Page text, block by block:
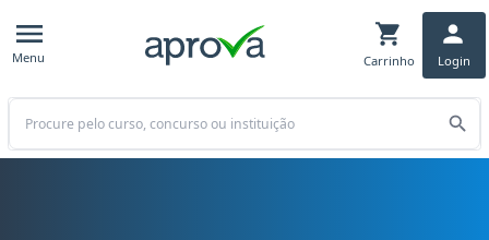
Menu Carrinho Login
Buscar